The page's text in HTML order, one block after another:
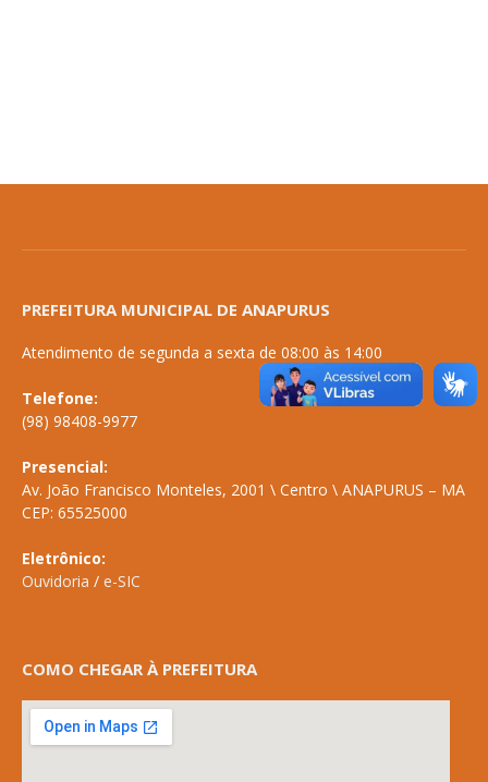
PREFEITURA MUNICIPAL DE ANAPURUS
Atendimento de segunda a sexta de 08:00 às 14:00
Telefone:
(98) 98408-9977
Presencial:
Av. João Francisco Monteles, 2001 \ Centro \ ANAPURUS – MA
CEP: 65525000
Eletrônico:
Ouvidoria / e-SIC
COMO CHEGAR À PREFEITURA